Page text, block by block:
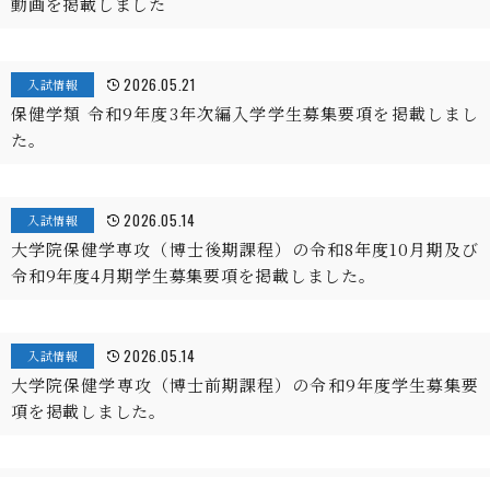
入試情報 2026.05.21
保健学類 令和9年度3年次編入学学生募集要項を掲載しまし
た。
入試情報 2026.05.14
大学院保健学専攻（博士後期課程）の令和8年度10月期及び
令和9年度4月期学生募集要項を掲載しました。
入試情報 2026.05.14
大学院保健学専攻（博士前期課程）の令和9年度学生募集要
項を掲載しました。